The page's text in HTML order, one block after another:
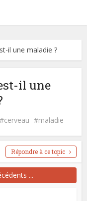
il une maladie ?
il une
cerveau maladie
Répondre à ce topic
...